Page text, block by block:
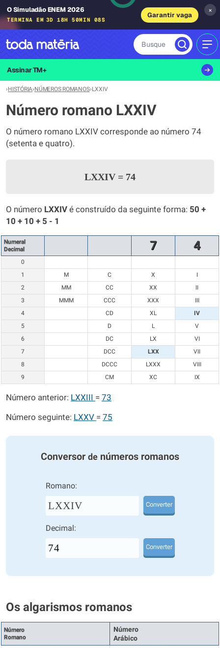
O Simuladão ENEM 2026
TERMINA EM 3D 18H 50MIN 08S
Garantir vaga
×
Busque
Assinar TM+
›HISTÓRIA›NÚMEROS ROMANOS›LXXIV
Número romano LXXIV
O número romano LXXIV corresponde ao número 74
(setenta e quatro).
LXXIV = 74
O número LXXIV é construído da seguinte forma: 50 +
10 + 10 + 5 - 1
Numeral
Decimal
7 4
0
1
M C X
I
2
MM CC XX
II
3
MMM CCC XXX
III
4
CD XL
IV
5
D L
V
6
DC LX
VI
7
DCC LXX
VII
8
DCCC LXXX
VIII
9
CM XC IX
Número anterior: LXXIII = 73
Número seguinte: LXXV = 75
Conversor de números romanos
Romano:
LXXIV Converter
Decimal:
Converter
Os algarismos romanos
Número
Romano
Número
Arábico